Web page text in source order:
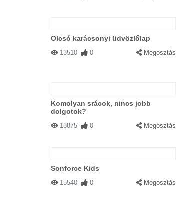
Olcsó karácsonyi üdvözlőlap
13510 0 Megosztás
Komolyan srácok, nincs jobb
dolgotok?
13875 0 Megosztás
Sonforce Kids
15540 0 Megosztás